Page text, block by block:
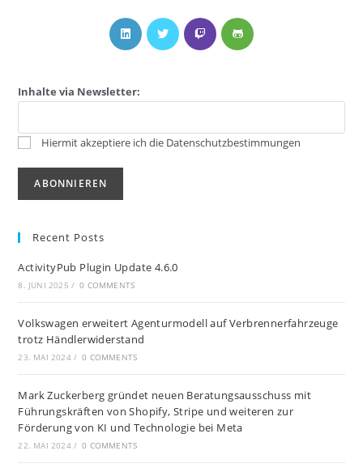
Inhalte via Newsletter:
Hiermit akzeptiere ich die Datenschutzbestimmungen
Recent Posts
ActivityPub Plugin Update 4.6.0
8. JUNI 2025 / 0 COMMENTS
Volkswagen erweitert Agenturmodell auf Verbrennerfahrzeuge
trotz Händlerwiderstand
23. MAI 2024 / 0 COMMENTS
Mark Zuckerberg gründet neuen Beratungsausschuss mit
Führungskräften von Shopify, Stripe und weiteren zur
Förderung von KI und Technologie bei Meta
22. MAI 2024 / 0 COMMENTS